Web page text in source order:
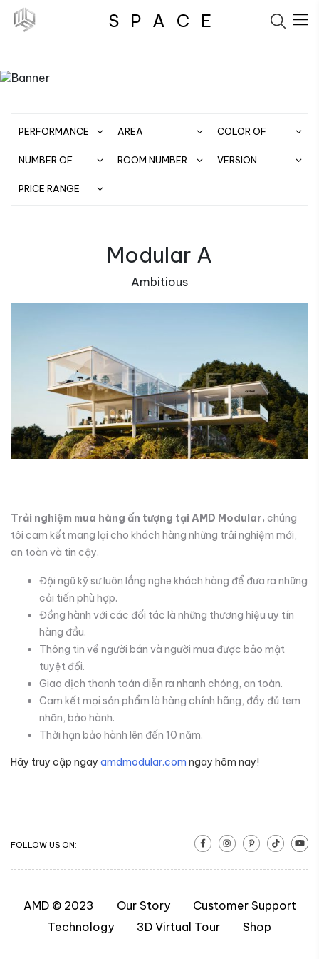
S P A C E
PERFORMANCE AREA COLOR OF
PAINT
NUMBER OF
FLOORS
ROOM NUMBER VERSION
PRICE RANGE
Modular A
Ambitious
Trải nghiệm mua hàng ấn tượng tại AMD Modular, chúng
tôi cam kết mang lại cho khách hàng những trải nghiệm mới,
an toàn và tin cậy.
Đội ngũ kỹ sư luôn lắng nghe khách hàng để đưa ra những
cải tiến phù hợp.
Đồng hành với các đối tác là những thương hiệu uy tín
hàng đầu.
Thông tin về người bán và người mua được bảo mật
tuyệt đối.
Giao dịch thanh toán diễn ra nhanh chóng, an toàn.
Cam kết mọi sản phẩm là hàng chính hãng, đầy đủ tem
nhãn, bảo hành.
Thời hạn bảo hành lên đến 10 năm.
Hãy truy cập ngay amdmodular.com ngay hôm nay!
FOLLOW US ON:
AMD © 2023 Our Story
Customer Support
Technology
3D Virtual Tour Shop